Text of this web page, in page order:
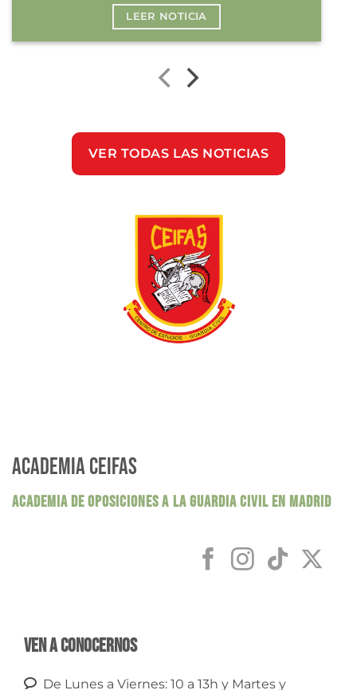
LEER NOTICIA
VER TODAS LAS NOTICIAS
ACADEMIA CEIFAS
ACADEMIA DE OPOSICIONES A LA GUARDIA CIVIL EN MADRID
Ven a conocernos
De Lunes a Viernes: 10 a 13h y Martes y